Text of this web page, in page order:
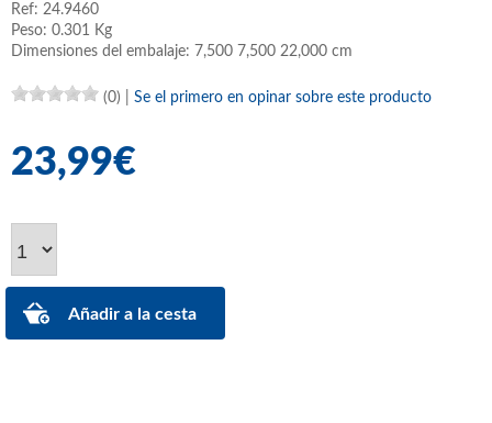
Ref: 24.9460
Peso: 0.301 Kg
Dimensiones del embalaje: 7,500 7,500 22,000 cm
(0) Se el primero en opinar sobre este producto
23,99€